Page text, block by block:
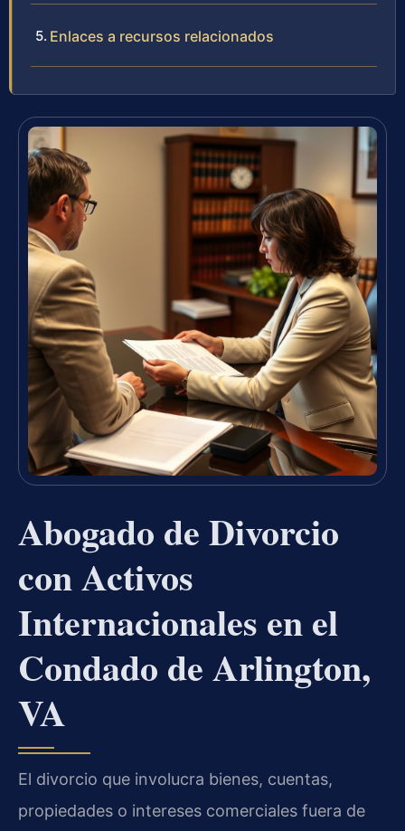
Enlaces a recursos relacionados
Abogado de Divorcio
con Activos
Internacionales en el
Condado de Arlington,
VA
El divorcio que involucra bienes, cuentas,
propiedades o intereses comerciales fuera de